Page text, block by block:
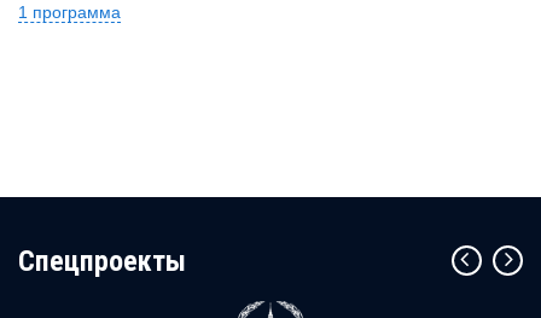
1 программа
Cпецпроекты